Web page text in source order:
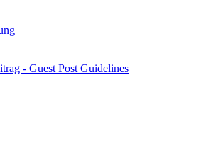
- Guest Post Guidelines